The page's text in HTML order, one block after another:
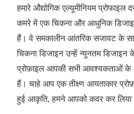
हमारे औद्योगिक एल्यूमीनियम
कमरे में एक चिकना और आधुनिक
हैं। वे समकालीन आंतरिक सजावट के
चिकना डिजाइन उन्हें न्यूनतम डिजाइन
प्रोफ़ाइल आपकी सभी आवश्यकताओं के
हैं। चाहे आप एक तीक्ष्ण आयताकार
हुई आकृति, हमने आपको कवर कर लिया